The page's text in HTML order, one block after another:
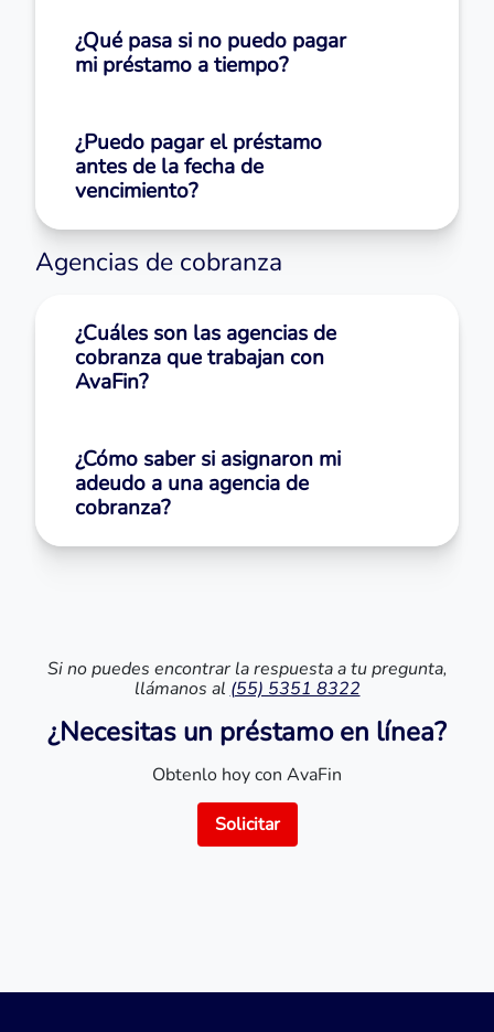
¿Qué pasa si no puedo pagar
mi préstamo a tiempo?
¿Puedo pagar el préstamo
antes de la fecha de
vencimiento?
Agencias de cobranza
¿Cuáles son las agencias de
cobranza que trabajan con
AvaFin?
¿Cómo saber si asignaron mi
adeudo a una agencia de
cobranza?
Si no puedes encontrar la respuesta a tu pregunta,
llámanos al (55) 5351 8322
¿Necesitas un préstamo en línea?
Obtenlo hoy con AvaFin
Solicitar